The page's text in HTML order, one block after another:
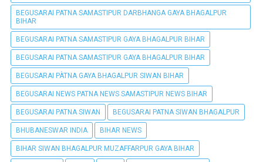
BEGUSARAI PATNA SAMASTIPUR DARBHANGA GAYA BHAGALPUR
BIHAR
BEGUSARAI PATNA SAMASTIPUR GAYA BHAGALPUR BIHAR
BEGUSARAI PATNA SAMASTIPUR GAYA BHAGALPUR BIHAR
BEGUSARAI PÀTNA GAYA BHAGALPUR SIWAN BIHAR
BEGUSARAI NEWS PATNA NEWS SAMASTIPUR NEWS BIHAR
BEGUSARAI PATNA SIWAN BEGUSARAI PATNA SIWAN BHAGALPUR
BHUBANESWAR INDIA BIHAR NEWS
BIHAR SIWAN BHAGALPUR MUZAFFARPUR GAYA BIHAR